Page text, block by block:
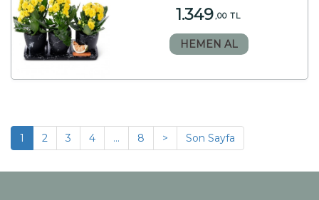
1.349 ,00 TL
HEMEN AL
1 2 3 4 ... 8 > Son Sayfa